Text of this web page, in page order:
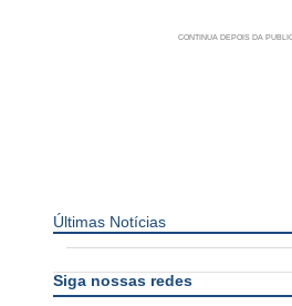
Últimas Notícias
Siga nossas redes